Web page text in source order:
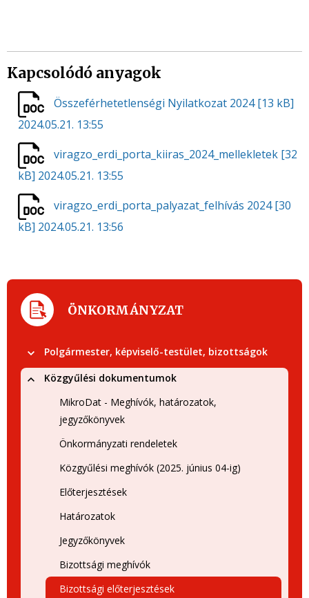
Kapcsolódó anyagok
Összeférhetetlenségi Nyilatkozat 2024[13 kB]
2024.05.21. 13:55
viragzo_erdi_porta_kiiras_2024_mellekletek [32
kB] 2024.05.21. 13:55
viragzo_erdi_porta_palyazat_felhívás 2024[30
kB] 2024.05.21. 13:56
ÖNKORMÁNYZAT
Polgármester, képviselő-testület, bizottságok
Közgyűlési dokumentumok
MikroDat - Meghívók, határozatok,
jegyzőkönyvek
Önkormányzati rendeletek
Közgyűlési meghívók (2025. június 04-ig)
Előterjesztések
Határozatok
Jegyzőkönyvek
Bizottsági meghívók
Bizottsági előterjesztések